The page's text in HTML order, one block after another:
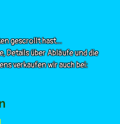
gescrollt hast...
Details über Abläufe und die
verkaufen wir auch bei: